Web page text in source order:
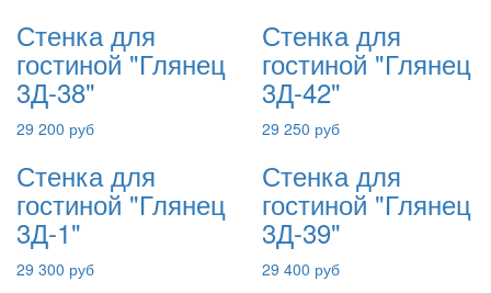
Стенка для
гостиной "Глянец
3Д-38"
29 200 руб
Стенка для
гостиной "Глянец
3Д-42"
29 250 руб
Стенка для
гостиной "Глянец
3Д-1"
29 300 руб
Стенка для
гостиной "Глянец
3Д-39"
29 400 руб